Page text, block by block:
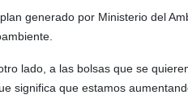
generado por Ministerio del
lado, a las bolsas que se
significa que estamos